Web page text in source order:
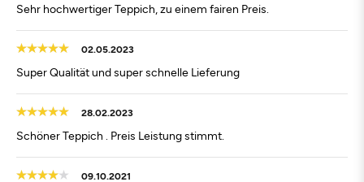
Sehr hochwertiger Teppich, zu einem fairen Preis.
02.05.2023
Super Qualität und super schnelle Lieferung
28.02.2023
Schöner Teppich . Preis Leistung stimmt.
09.10.2021